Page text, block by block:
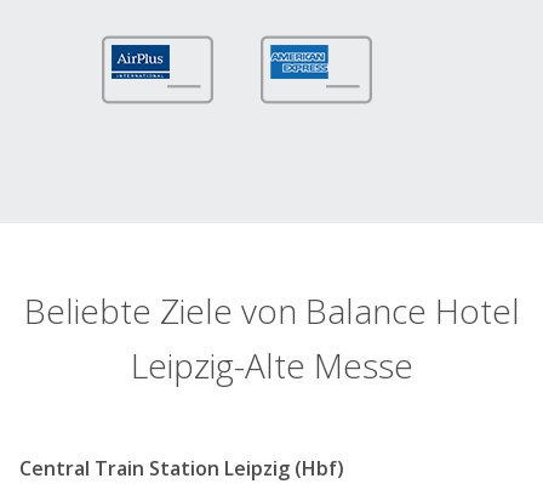
Beliebte Ziele von Balance Hotel
Leipzig-Alte Messe
Central Train Station Leipzig (Hbf)